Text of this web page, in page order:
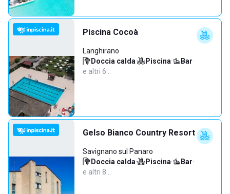
Piscina Cocoà
Langhirano
Doccia calda· Piscina· Bar·
e altri 6…
Gelso Bianco Country Resort
Savignano sul Panaro
Doccia calda· Piscina· Bar·
e altri 8…